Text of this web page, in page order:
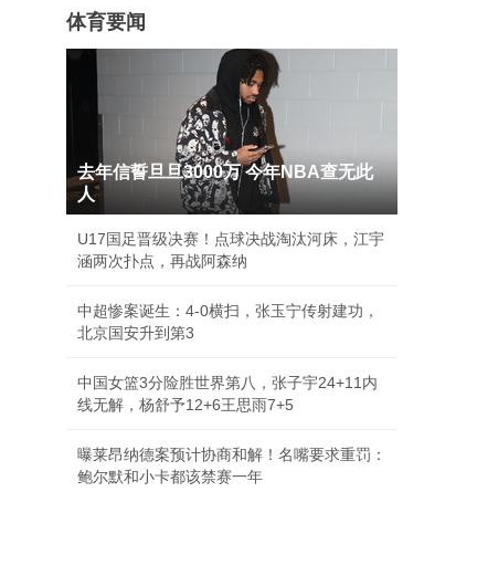
体育要闻
去年信誓旦旦3000万 今年NBA查无此
人
U17国足晋级决赛！点球决战淘汰河床，江宇
涵两次扑点，再战阿森纳
中超惨案诞生：4-0横扫，张玉宁传射建功，
北京国安升到第3
中国女篮3分险胜世界第八，张子宇24+11内
线无解，杨舒予12+6王思雨7+5
曝莱昂纳德案预计协商和解！名嘴要求重罚：
鲍尔默和小卡都该禁赛一年